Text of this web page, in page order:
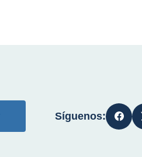
Síguenos: